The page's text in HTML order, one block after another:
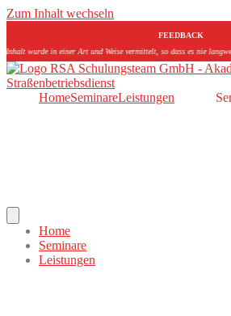
Zum Inhalt wechseln
FEEDBACK
in einer Art und Weise vermittelt, so dass es nie langweilig oder
HomeSeminareLeistungen
Home
Seminare
Leistungen